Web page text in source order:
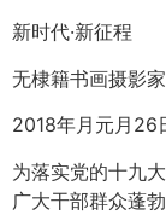
新时代·新征程
无棣籍书画摄影
2018年月元月26
为落实党的十九
广大干部群众蓬